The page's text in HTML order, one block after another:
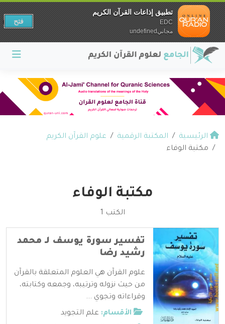
الرئيسية المكتبة الرقمية
علوم القرآن الكريم
مكتبة الوفاء
مكتبة الوفاء
الكتب 1
تفسير سورة يوسف لـ محمد
رشيد رضا
علوم القرآن هي العلوم المتعلقة بالقرآن
من حيث نزوله وترتيبه، وجمعه وكتابته،
وقراءاته وتجوي ...
الأقسام: علم التجويد
تطبيق إذاعات القرآن الكريم
EDC
مجانيundefined
فتح